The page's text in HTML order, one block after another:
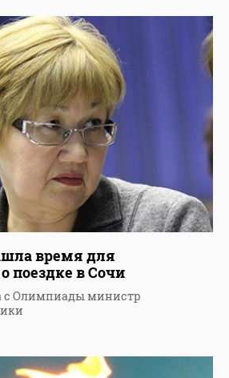
время для
поездке в Сочи
с Олимпиады министр